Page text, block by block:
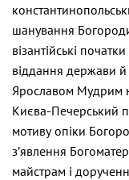
шанування
візантійські
віддання держави
Ярославом Мудрим
Києва-Печерський
мотиву опіки
з’явлення
майстрам і